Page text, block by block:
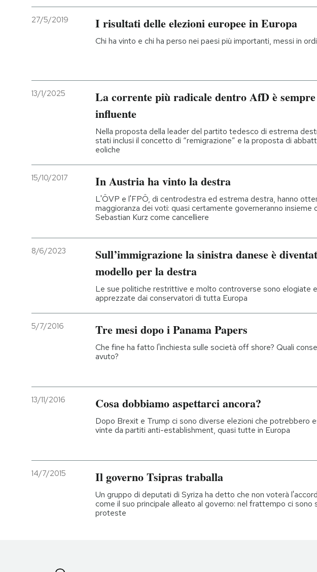
27/5/2019 I risultati delle elezioni europee in Europa
Chi ha vinto e chi ha perso nei paesi più importanti, messi in
13/1/2025
La corrente più radicale dentro AfD è
influente
Nella proposta della leader del partito tedesco di estrema
stati inclusi il concetto di “remigrazione” e la proposta di
eoliche
15/10/2017 In Austria ha vinto la destra
L'ÖVP e l'FPÖ, di centrodestra ed estrema destra, hanno
maggioranza dei voti: quasi certamente governeranno insieme
Sebastian Kurz come cancelliere
8/6/2023
Sull’immigrazione la sinistra danese è
modello per la destra
Le sue politiche restrittive e molto controverse sono elogiate e
apprezzate dai conservatori di tutta Europa
5/7/2016 Tre mesi dopo i Panama Papers
Che fine ha fatto l'inchiesta sulle società off shore? Quali
avuto?
13/11/2016 Cosa dobbiamo aspettarci ancora?
Dopo Brexit e Trump ci sono diverse elezioni che potrebbero
vinte da partiti anti-establishment, quasi tutte in Europa
14/7/2015 Il governo Tsipras traballa
Un gruppo di deputati di Syriza ha detto che non voterà
come il suo principale alleato al governo: nel frattempo ci sono
proteste